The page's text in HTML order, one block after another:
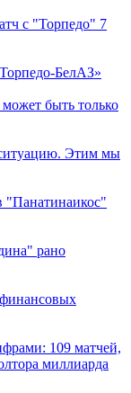
с "Торпедо" 7
БелАЗ»
быть только
Этим мы
"Панатинаикос"
рано
109 матчей,
миллиарда